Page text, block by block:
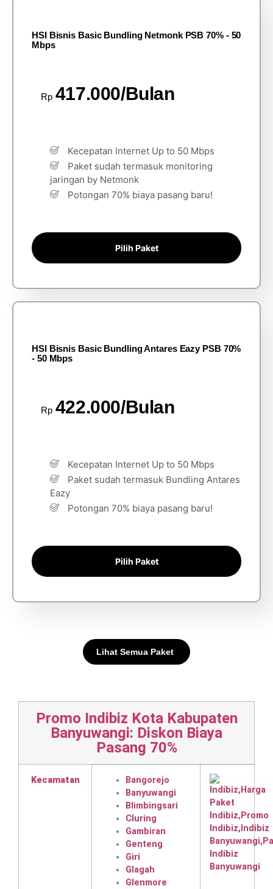
HSI Bisnis Basic Bundling Netmonk PSB 70% - 50
Mbps
Rp 417.000/Bulan
Kecepatan Internet Up to 50 Mbps
Paket sudah termasuk monitoring
jaringan by Netmonk
Potongan 70% biaya pasang baru!
Pilih Paket
HSI Bisnis Basic Bundling Antares Eazy PSB 70%
- 50 Mbps
Rp 422.000/Bulan
Kecepatan Internet Up to 50 Mbps
Paket sudah termasuk Bundling Antares
Eazy
Potongan 70% biaya pasang baru!
Pilih Paket
Lihat Semua Paket
Promo Indibiz Kota Kabupaten
Banyuwangi: Diskon Biaya
Pasang 70%
Kecamatan
Bangorejo
Banyuwangi
Blimbingsari
Cluring
Gambiran
Genteng
Giri
Glagah
Glenmore